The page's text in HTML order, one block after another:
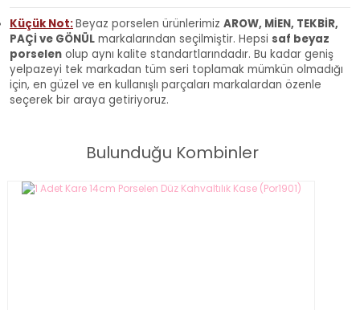
Küçük Not:Beyaz porselen ürünlerimiz AROW, MİEN, TEKBİR,
PAÇİ ve GÖNÜL markalarından seçilmiştir. Hepsi saf beyaz
porselen olup aynı kalite standartlarındadır. Bu kadar geniş
yelpazeyi tek markadan tüm seri toplamak mümkün olmadığı
için, en güzel ve en kullanışlı parçaları markalardan özenle
seçerek bir araya getiriyoruz.
Bulunduğu Kombinler